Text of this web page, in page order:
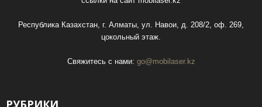
Республика Казахстан, г. Алматы, ул. Навои, д. 208/2, оф. 269,
цокольный этаж.
Свяжитесь с нами: go@mobilaser.kz